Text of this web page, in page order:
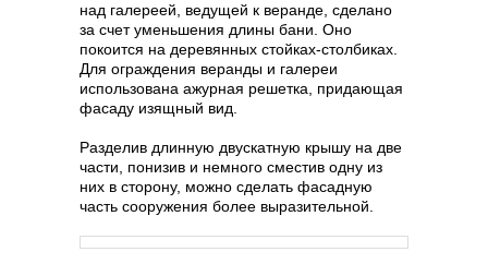
над галереей, ведущей к веранде, сделано
за счет уменьшения длины бани. Оно
покоится на деревянных стойках-столбиках.
Для ограждения веранды и галереи
использована ажурная решетка, придающая
фасаду изящный вид.
Разделив длинную двускатную крышу на две
части, понизив и немного сместив одну из
них в сторону, можно сделать фасадную
часть сооружения более выразительной.